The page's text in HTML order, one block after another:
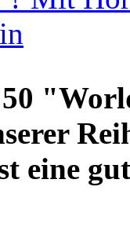
eine